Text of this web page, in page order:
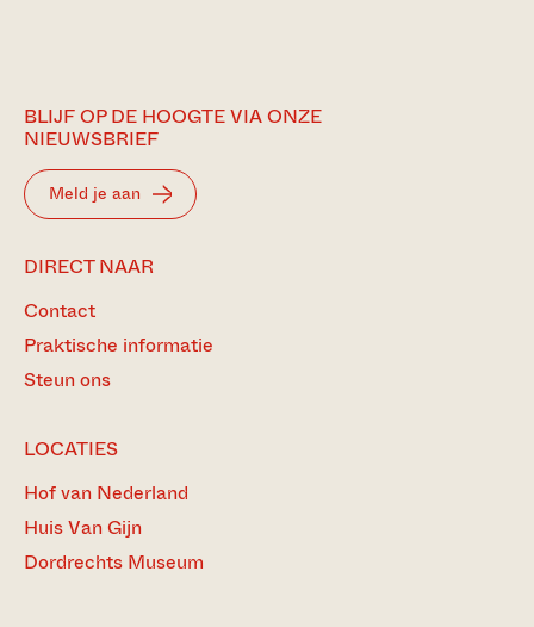
BLIJF OP DE HOOGTE VIA ONZE
NIEUWSBRIEF
Meld je aan
DIRECT NAAR
Contact
Praktische informatie
Steun ons
LOCATIES
Hof van Nederland
Huis Van Gijn
Dordrechts Museum